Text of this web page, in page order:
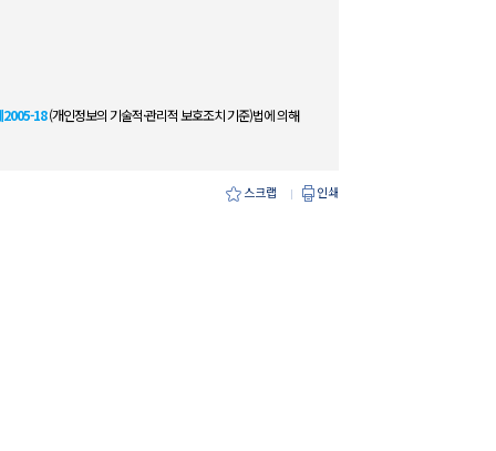
2005-18(개인정보의 기술적·관리적 보호조치 기준)법에 의해
스크랩 인쇄